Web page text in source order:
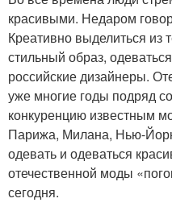
красивыми. Недаром
Креативно выделиться из
стильный образ,
российские дизайнеры.
уже многие годы подряд
конкуренцию известным
Парижа, Милана, Нью-
одевать и одеваться
отечественной моды
сегодня.